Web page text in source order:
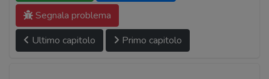
Segnala problema
Ultimo capitolo
Primo capitolo